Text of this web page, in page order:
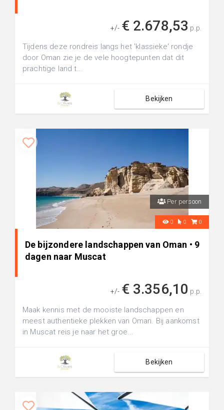
+/- € 2.678,53 p.p.
Tijdens deze rondreis langs het 'klassieke' rondje
door Oman zie je de vele hoogtepunten dat dit
prachtige land t...
Bekijken
Per persoon
0 0 0
De bijzondere landschappen van Oman • 9
dagen naar Muscat
+/- € 3.356,10 p.p.
Maak kennis met de mooiste landschappen en
meest authentieke plekken van Oman. Bij aankomst
in Muscat reis je naar het groe...
Bekijken